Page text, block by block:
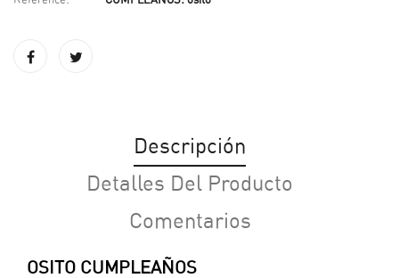
Descripción
Detalles Del Producto
Comentarios
OSITO CUMPLEAÑOS